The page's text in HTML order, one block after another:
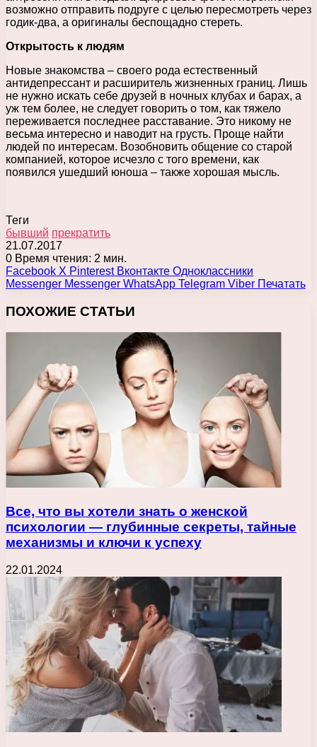
возможно отправить подруге с целью пересмотреть через
годик-два, а оригиналы беспощадно стереть.
Открытость к людям
Новые знакомства – своего рода естественный
антидепрессант и расширитель жизненных границ. Лишь
не нужно искать себе друзей в ночных клубах и барах, а
уж тем более, не следует говорить о том, как тяжело
переживается последнее расставание. Это никому не
весьма интересно и наводит на грусть. Проще найти
людей по интересам. Возобновить общение со старой
компанией, которое исчезло с того времени, как
появился ушедший юноша – также хорошая мысль.
Теги
бывший прекратить
21.07.2017
0 Время чтения: 2 мин.
Facebook X Pinterest Вконтакте Одноклассники
Messenger Messenger WhatsApp Telegram Viber Печатать
ПОХОЖИЕ СТАТЬИ
Все, что вы хотели знать о женской
психологии — глубинные секреты, тайные
механизмы и ключи к успеху
22.01.2024